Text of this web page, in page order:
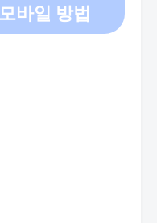
바일 방법